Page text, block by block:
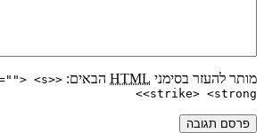
מותר להעזר בסימני HTML הבאים:
<s>
<strike> <strong>